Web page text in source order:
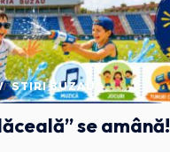
STIRI BUZAU
se amână!